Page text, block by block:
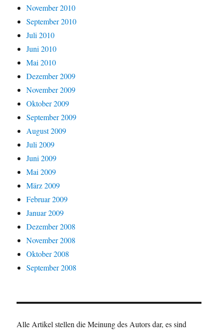
November 2010
September 2010
Juli 2010
Juni 2010
Mai 2010
Dezember 2009
November 2009
Oktober 2009
September 2009
August 2009
Juli 2009
Juni 2009
Mai 2009
März 2009
Februar 2009
Januar 2009
Dezember 2008
November 2008
Oktober 2008
September 2008
Alle Artikel stellen die Meinung des Autors dar, es sind